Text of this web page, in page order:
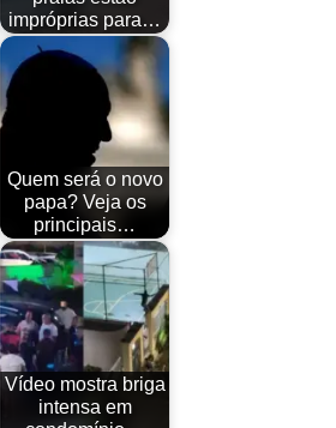
impróprias para…
Quem será o novo
papa? Veja os
principais…
Vídeo mostra briga
intensa em